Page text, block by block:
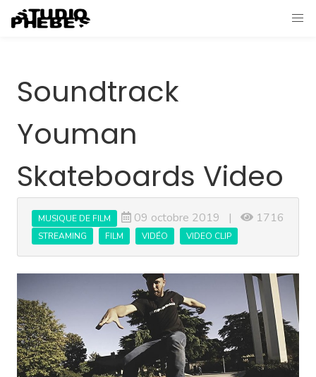
Soundtrack
Youman
Skateboards Video
09 octobre 2019 | 1716
MUSIQUE DE FILM
STREAMING
FILM VIDÉO VIDEO CLIP